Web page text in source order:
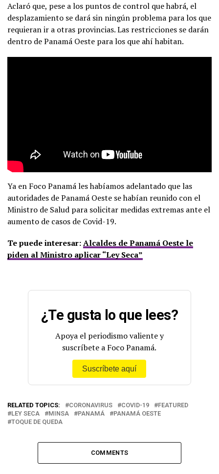
Aclaró que, pese a los puntos de control que habrá, el
desplazamiento se dará sin ningún problema para los que
requieran ir a otras provincias. Las restricciones se darán
dentro de Panamá Oeste para los que ahí habitan.
Ya en Foco Panamá les habíamos adelantado que las
autoridades de Panamá Oeste se habían reunido con el
Ministro de Salud para solicitar medidas extremas ante el
aumento de casos de Covid-19.
Te puede interesar:Alcaldes de Panamá Oeste le
piden al Ministro aplicar “Ley Seca”
¿Te gusta lo que lees?
Apoya el periodismo valiente y
suscríbete a Foco Panamá.
Suscríbete aquí
RELATED TOPICS: CORONAVIRUS COVID-19
FEATURED
LEY SECA
MINSA PANAMÁ
PANAMÁ OESTE
TOQUE DE QUEDA
COMMENTS